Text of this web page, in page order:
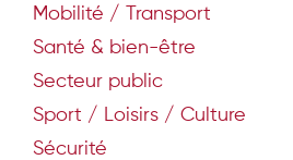
Mobilité / Transport
Santé & bien-être
Secteur public
Sport / Loisirs / Culture
Sécurité